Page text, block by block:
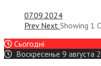
07.09.2024
Prev Next Showing 1
Сьогодні
Воскресенье 9 августа